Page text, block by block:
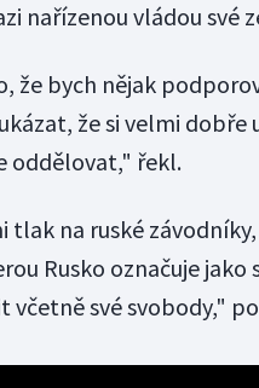
nařízenou vládou své
že bych nějak
že si velmi dobře
oddělovat," řekl.
tlak na ruské
Rusko označuje
včetně své svobody,"